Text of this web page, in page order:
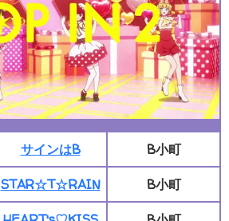
サインはB
B小町
STAR☆T☆RAIN
B小町